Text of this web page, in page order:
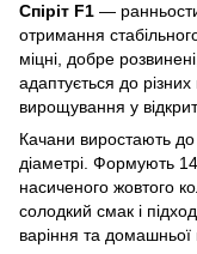
Спіріт F1 —
отримання
міцні, добре
адаптується до
вирощування у
Качани виростають
діаметрі. Формують
насиченого жовтого
солодкий смак і
варіння та домашньої